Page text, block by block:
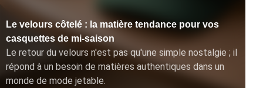
Le velours côtelé : la matière tendance pour vos
casquettes de mi-saison
Le retour du velours n'est pas qu'une simple nostalgie ; il
répond à un besoin de matières authentiques dans un
monde de mode jetable.